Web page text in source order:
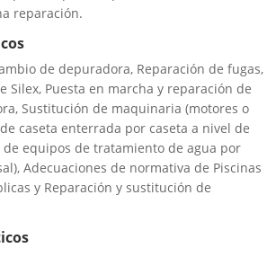
reparación.
de depuradora, Reparación de fugas,
Silex, Puesta en marcha y reparación de
Sustitución de maquinaria (motores o
caseta enterrada por caseta a nivel de
equipos de tratamiento de agua por
Adecuaciones de normativa de Piscinas
y Reparación y sustitución de